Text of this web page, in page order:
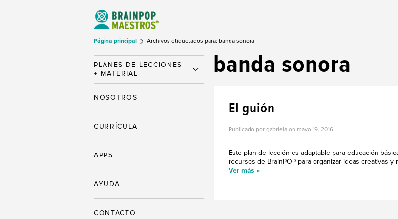
Página principal Archivos etiquetados para: banda sonora
banda sonora
El guión
Publicado por gabriela on mayo 19, 2016
Este plan de lección es adaptable para educación
recursos de BrainPOP para organizar ideas creativas
Ver más »
PLANES DE LECCIONES
+ MATERIAL
NOSOTROS
CURRÍCULA
APPS
AYUDA
CONTACTO